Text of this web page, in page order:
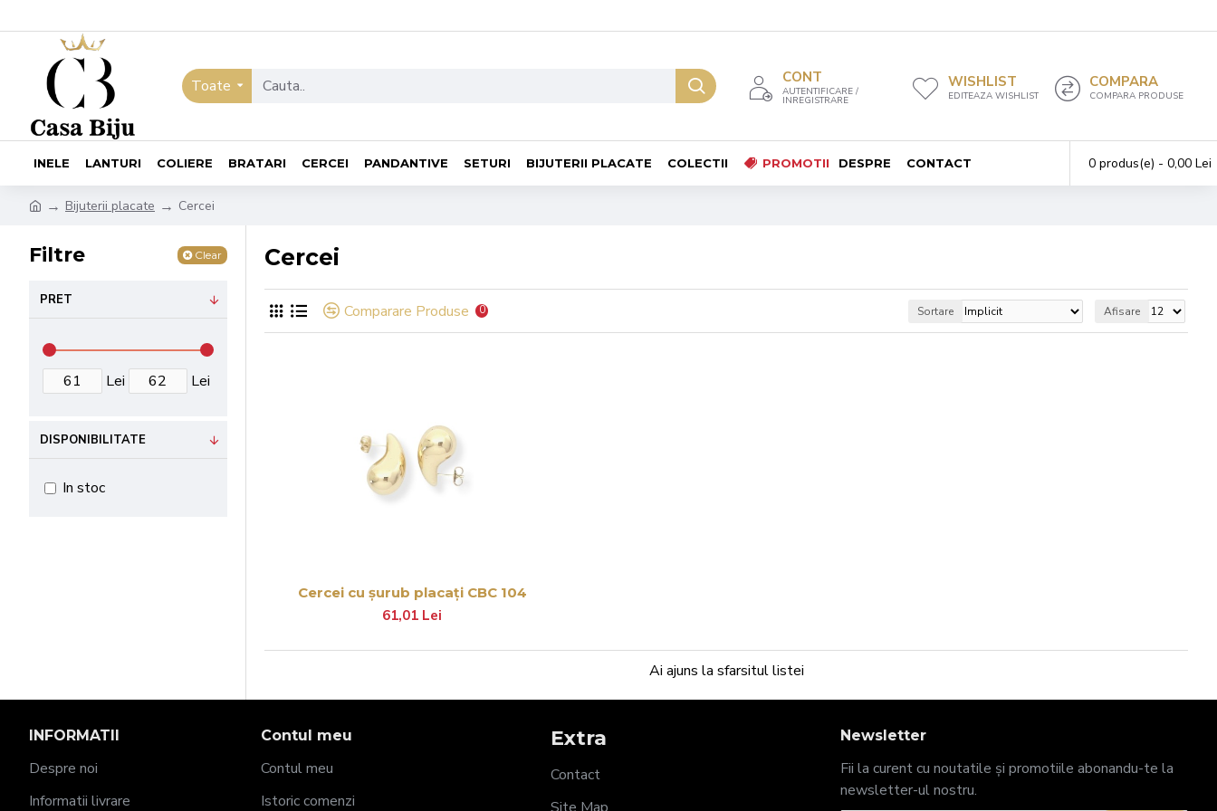
Toate CONT
AUTENTIFICARE /
INREGISTRARE
WISHLIST
EDITEAZA WISHLIST
COMPARA
COMPARA PRODUSE
INELE LANTURI COLIERE BRATARI CERCEI PANDANTIVE SETURI BIJUTERII PLACATE COLECTII PROMOTII DESPRE CONTACT 0 produs(e) - 0,00 Lei
Bijuterii placate Cercei
Filtre Clear
PRET
Lei Lei
DISPONIBILITATE
In stoc
Cercei
Comparare Produse 0 Sortare Afisare
Cercei cu șurub placați CBC 104
61,01 Lei
Ai ajuns la sfarsitul listei
INFORMATII
Despre noi
Informatii livrare
Contul meu
Contul meu
Istoric comenzi
Extra
Contact
Newsletter
Fii la curent cu noutatile și promotiile abonandu-te la
newsletter-ul nostru.